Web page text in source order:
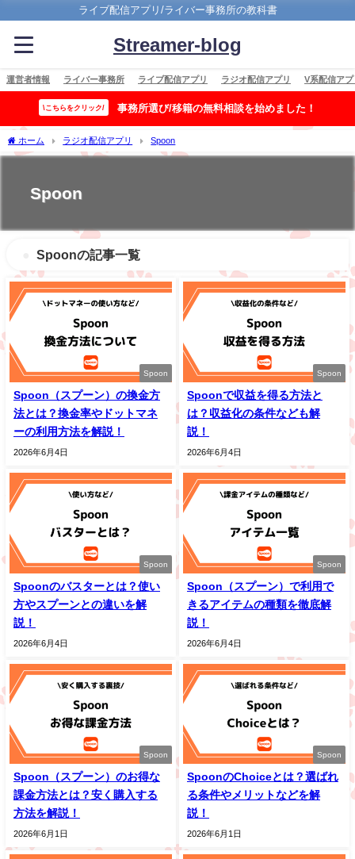
ライブ配信アプリ/ライバー事務所の教科書
Streamer-blog
運営者情報 ライバー事務所 ライブ配信アプリ ラジオ配信アプリ V系配信アプ
\こちらをクリック/ 事務所選び/移籍の無料相談を始めました！
ホーム ラジオ配信アプリ Spoon
Spoon
Spoonの記事一覧
Spoon
Spoon（スプーン）の換金方
法とは？換金率やドットマネ
ーの利用方法を解説！
2026年6月4日
Spoon
Spoonで収益を得る方法と
は？収益化の条件なども解
説！
2026年6月4日
Spoon
Spoonのバスターとは？使い
方やスプーンとの違いを解
説！
2026年6月4日
Spoon
Spoon（スプーン）で利用で
きるアイテムの種類を徹底解
説！
2026年6月4日
Spoon
Spoon（スプーン）のお得な
課金方法とは？安く購入する
方法を解説！
2026年6月1日
Spoon
SpoonのChoiceとは？選ばれ
る条件やメリットなどを解
説！
2026年6月1日